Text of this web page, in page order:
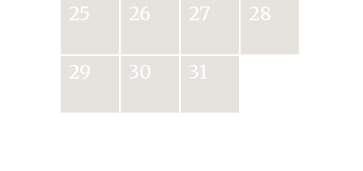
25 26 27 28
29 30 31